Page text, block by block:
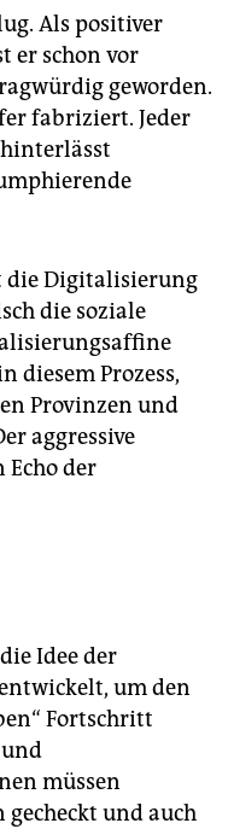
Als positiver
er schon vor
geworden.
fabriziert. Jeder
die Digitalisierung
die soziale
diesem Prozess,
Provinzen und
aggressive
Echo der
Idee der
um den
Fortschritt
müssen
gecheckt und auch